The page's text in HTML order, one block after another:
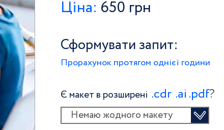
Ціна: 650 грн
Сформувати запит:
Прорахунок протягом однієї години
Є макет в розширені .сdr .ai .pdf?
Немаю жодного макету